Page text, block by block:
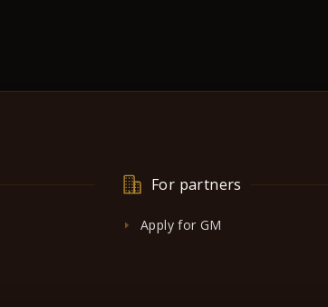
For partners
Apply for GM